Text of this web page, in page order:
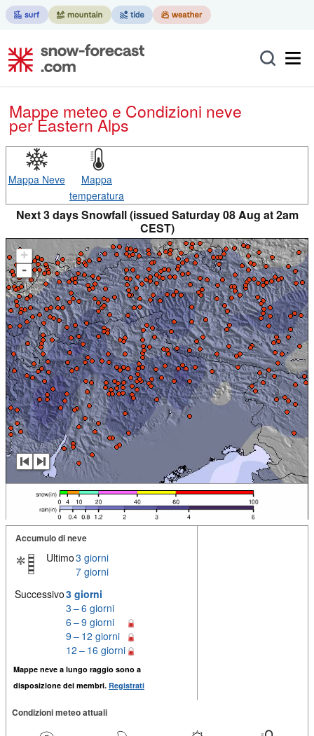
Mappe meteo e Condizioni neve
per Eastern Alps
Mappa Neve
Mappa
temperatura
Next 3 days Snowfall (issued Saturday 08 Aug at 2am
CEST)
+
-
Accumulo di neve
Ultimo3 giorni
7 giorni
Successivo3 giorni
3 – 6 giorni
6 – 9 giorni
9 – 12 giorni
12 – 16 giorni
Mappe neve a lungo raggio sono a
disposizione dei membri. Registrati
Condizioni meteo attuali